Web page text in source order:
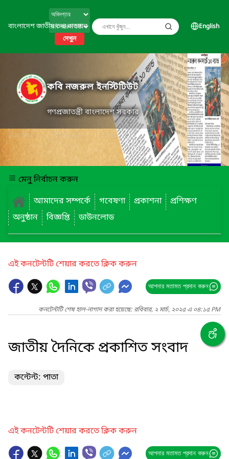
বাংলাদেশ জাতীয় তথ্য বাতায়ন
দেখুন
English
কবি নজরুল ইনস্টিটিউট
গণপ্রজাতন্ত্রী বাংলাদেশ সরকার
মেনু নির্বাচন করুন
আমাদের সম্পর্কে
গবেষণা প্রকাশনা
প্রশিক্ষণ
অনুষ্ঠান
বিজ্ঞপ্তি ডাউনলোড
এই কনটেন্টটি শেয়ার করতে ক্লিক করুন
আপনার মতামত প্রদান করুন
কনটেন্টটি শেষ হাল-নাগাদ করা হয়েছে: রবিবার, ২ মার্চ, ২০২৫ এ ০৪:১৫ PM
জাতীয় দৈনিকে প্রকাশিত সংবাদ
কন্টেন্ট: পাতা
এই কনটেন্টটি শেয়ার করতে ক্লিক করুন
আপনার মতামত প্রদান করুন